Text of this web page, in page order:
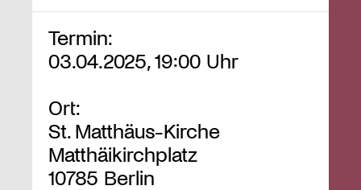
Termin:
03.04.2025, 19:00 Uhr
Ort:
St. Matthäus-Kirche
Matthäikirchplatz
10785 Berlin